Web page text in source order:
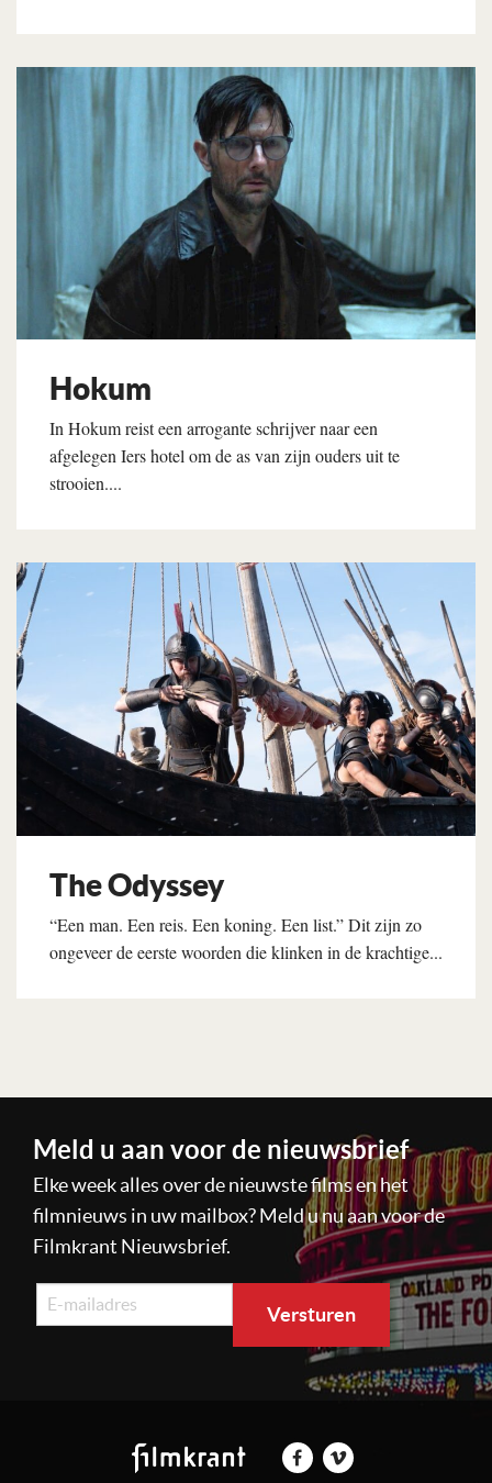
Lees verder
Hokum
In Hokum reist een arrogante schrijver naar een
afgelegen Iers hotel om de as van zijn ouders uit te
strooien....
Lees verder
The Odyssey
“Een man. Een reis. Een koning. Een list.” Dit zijn zo
ongeveer de eerste woorden die klinken in de krachtige...
Meld u aan voor de nieuwsbrief
Elke week alles over de nieuwste films en het
filmnieuws in uw mailbox? Meld u nu aan voor de
Filmkrant Nieuwsbrief.